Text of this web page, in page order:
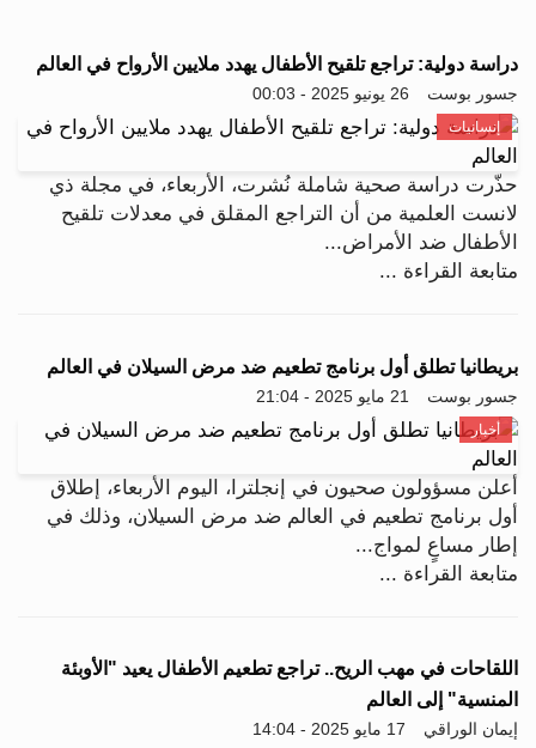
دراسة دولية: تراجع تلقيح الأطفال يهدد ملايين الأرواح في العالم
جسور بوست 26 يونيو 2025 - 00:03
إنسانيات
حذّرت دراسة صحية شاملة نُشرت، الأربعاء، في مجلة ذي
لانست العلمية من أن التراجع المقلق في معدلات تلقيح
الأطفال ضد الأمراض...
متابعة القراءة ...
بريطانيا تطلق أول برنامج تطعيم ضد مرض السيلان في العالم
جسور بوست 21 مايو 2025 - 21:04
أخبار
أعلن مسؤولون صحيون في إنجلترا، اليوم الأربعاء، إطلاق
أول برنامج تطعيم في العالم ضد مرض السيلان، وذلك في
إطار مساعٍ لمواج...
متابعة القراءة ...
اللقاحات في مهب الريح.. تراجع تطعيم الأطفال يعيد "الأوبئة
المنسية" إلى العالم
إيمان الوراقي 17 مايو 2025 - 14:04